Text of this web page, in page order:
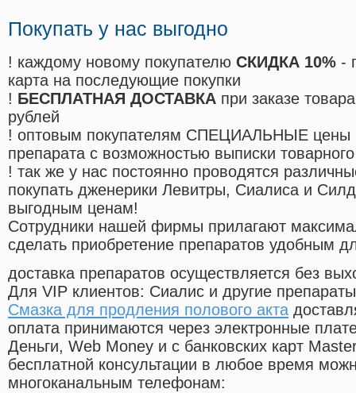
Покупать у нас выгодно
! каждому новому покупателю СКИДКА 10% -
карта на последующие покупки
! БЕСПЛАТНАЯ ДОСТАВКА при заказе
рублей
! оптовым покупателям СПЕЦИАЛЬНЫЕ цены
препарата с возможностью выписки
! так же у нас постоянно проводятся
покупать дженерики Левитры, Сиалиса и
выгодным ценам!
Cотрудники нашей фирмы прилагают
сделать приобретение препаратов удобным
доставка препаратов осуществляется без
Для VIP клиентов: Сиалис и другие
Смазка для продления полового акта
оплата принимаются через электронные
Деньги, Web Money и с банковских карт
бесплатной консультации в любое время
многоканальным телефонам: